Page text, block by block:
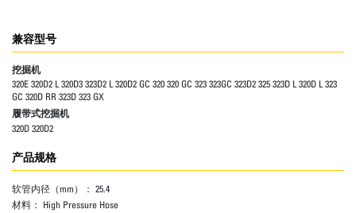
兼容型号
挖掘机
320E 320D2 L 320D3 323D2 L 320D2 GC 320 320 GC 323 323GC 323D2 325 323D L 320D L 323
GC 320D RR 323D 323 GX
履带式挖掘机
320D 320D2
产品规格
软管内径（mm）： 25.4
材料： High Pressure Hose